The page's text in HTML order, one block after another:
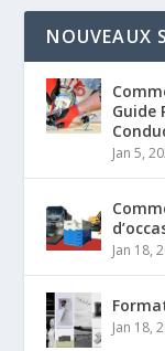
NOUVEAUX
Guide
Jan 5,
Jan 18,
Jan 18,